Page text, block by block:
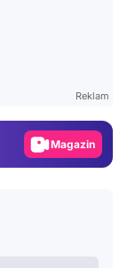
Reklam
Magazin